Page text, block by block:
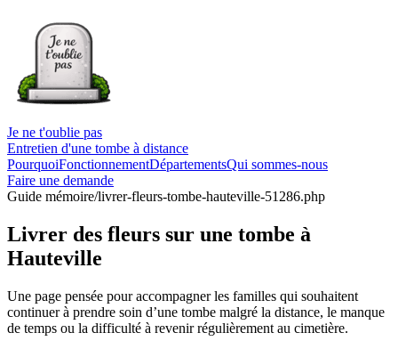
Je ne t'oublie pas
Entretien d'une tombe à distance
PourquoiFonctionnementDépartementsQui sommes-nous
Faire une demande
Guide mémoire/livrer-fleurs-tombe-hauteville-51286.php
Livrer des fleurs sur une tombe à
Hauteville
Une page pensée pour accompagner les familles qui souhaitent
continuer à prendre soin d’une tombe malgré la distance, le manque
de temps ou la difficulté à revenir régulièrement au cimetière.